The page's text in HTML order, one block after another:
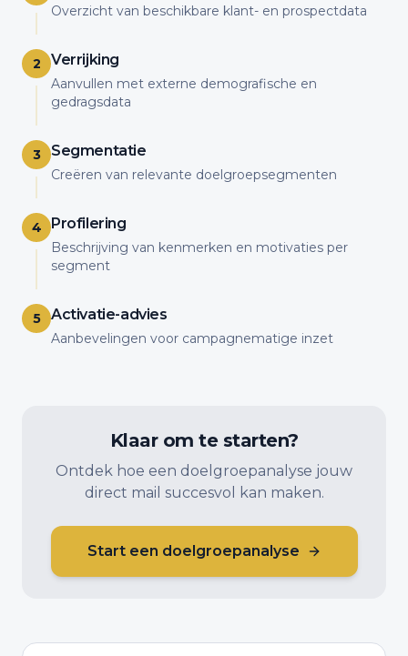
Overzicht van beschikbare klant- en prospectdata
2 Verrijking
Aanvullen met externe demografische en
gedragsdata
3 Segmentatie
Creëren van relevante doelgroepsegmenten
4 Profilering
Beschrijving van kenmerken en motivaties per
segment
5 Activatie-advies
Aanbevelingen voor campagnematige inzet
Klaar om te starten?
Ontdek hoe een doelgroepanalyse jouw
direct mail succesvol kan maken.
Start een doelgroepanalyse